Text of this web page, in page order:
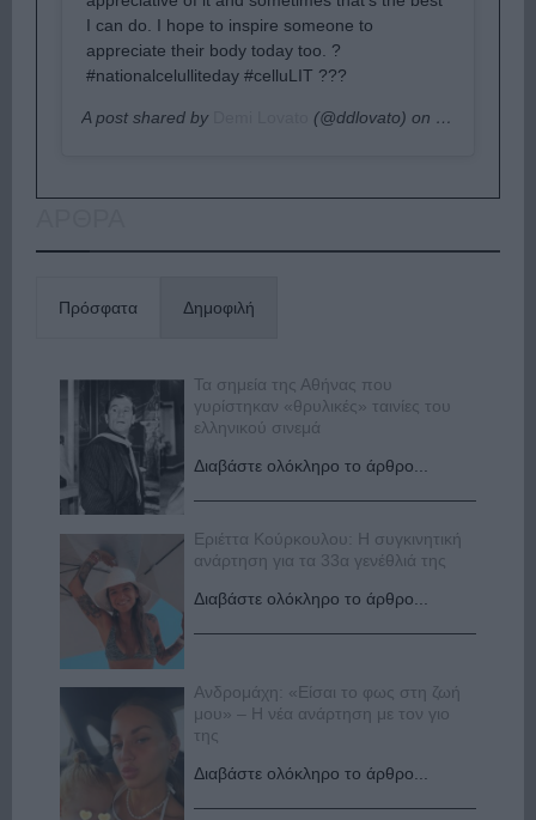
I can do. I hope to inspire someone to
appreciate their body today too. ?
#nationalcelulliteday #celluLIT ???
A post shared by (@ddlovato) on Sep 5, 2019
Πρόσφατα Δημοφιλή
Τα σημεία της Αθήνας που
γυρίστηκαν «θρυλικές» ταινίες του
ελληνικού σινεμά
Διαβάστε ολόκληρο το άρθρο...
Εριέττα Κούρκουλου: Η συγκινητική
ανάρτηση για τα 33α γενέθλιά της
Διαβάστε ολόκληρο το άρθρο...
Ανδρομάχη: «Είσαι το φως στη ζωή
μου» – Η νέα ανάρτηση με τον γιο
της
Διαβάστε ολόκληρο το άρθρο...